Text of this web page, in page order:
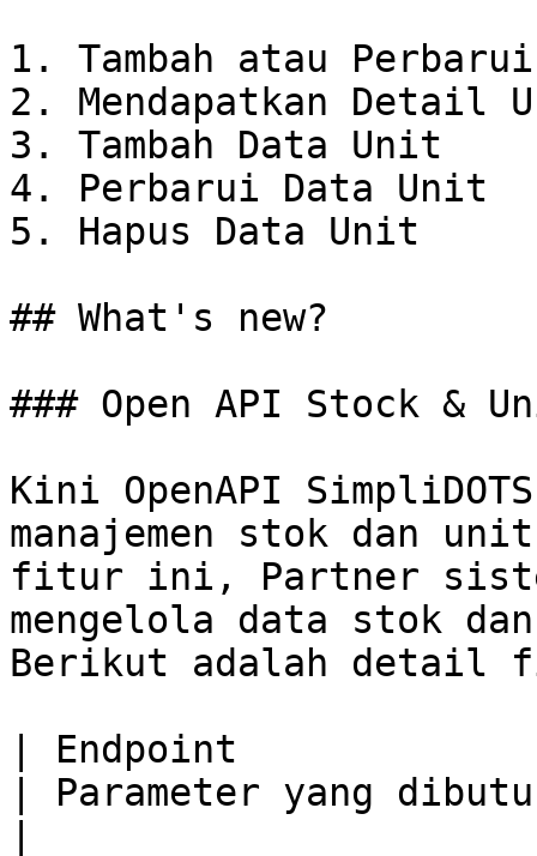
1. Tambah atau
2. Mendapatkan Detail
3. Tambah Data Unit
4. Perbarui Data Unit
5. Hapus Data Unit
## What's new?
### Open API Stock &
Kini OpenAPI
manajemen stok dan
fitur ini, Partner
mengelola data stok
Berikut adalah detail
| Endpoint
| Parameter yang